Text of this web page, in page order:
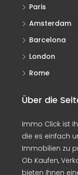
Paris
Amsterdam
Barcelona
London
Rome
Über die
Immo Click ist
die es einfach
Immobilien zu
Ob Kaufen,
bieten Ihnen